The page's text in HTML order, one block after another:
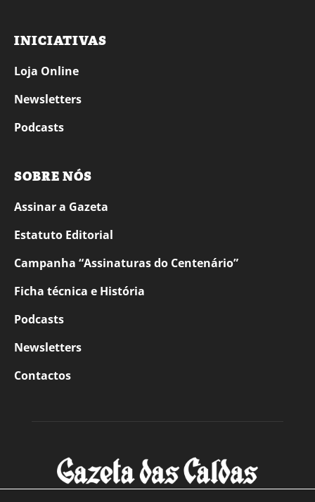
INICIATIVAS
Loja Online
Newsletters
Podcasts
SOBRE NÓS
Assinar a Gazeta
Estatuto Editorial
Campanha “Assinaturas do Centenário”
Ficha técnica e História
Podcasts
Newsletters
Contactos